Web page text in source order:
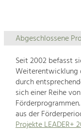
Abgeschlossene
Seit 2002 befasst
Weiterentwicklung
durch
sich einer Reihe
aus der
Projekte LEADER+